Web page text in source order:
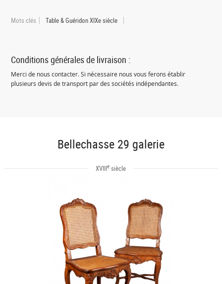
Mots clés Table & Guéridon XIXe siècle
Conditions générales de livraison :
Merci de nous contacter. Si nécessaire nous vous ferons établir
plusieurs devis de transport par des sociétés indépendantes.
Bellechasse 29 galerie
XVIIIe siècle